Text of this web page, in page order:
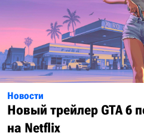
Новости
Новый трейлер GTA 6
на Netflix